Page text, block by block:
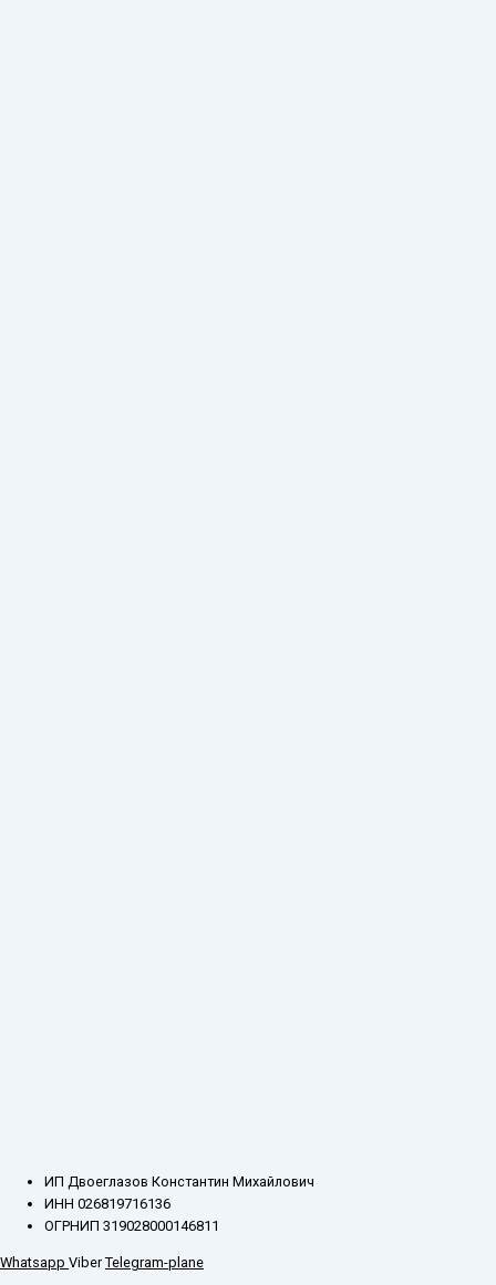
ИП Двоеглазов Константин Михайлович
ИНН 026819716136
ОГРНИП 319028000146811
Whatsapp Viber Telegram-plane